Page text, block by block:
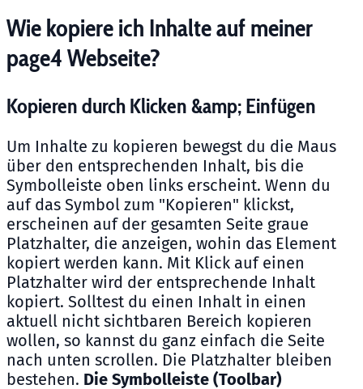
Wie kopiere ich Inhalte auf meiner
page4 Webseite?
Kopieren durch Klicken &amp; Einfügen
Um Inhalte zu kopieren bewegst du die Maus
über den entsprechenden Inhalt, bis die
Symbolleiste oben links erscheint. Wenn du
auf das Symbol zum "Kopieren" klickst,
erscheinen auf der gesamten Seite graue
Platzhalter, die anzeigen, wohin das Element
kopiert werden kann. Mit Klick auf einen
Platzhalter wird der entsprechende Inhalt
kopiert. Solltest du einen Inhalt in einen
aktuell nicht sichtbaren Bereich kopieren
wollen, so kannst du ganz einfach die Seite
nach unten scrollen. Die Platzhalter bleiben
bestehen. Die Symbolleiste (Toolbar)